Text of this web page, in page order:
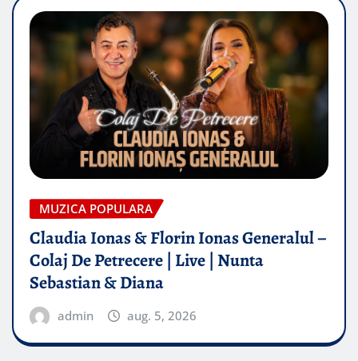
MUZICA POPULARA
Claudia Ionas & Florin Ionas Generalul –
Colaj De Petrecere | Live | Nunta
Sebastian & Diana
admin aug. 5, 2026